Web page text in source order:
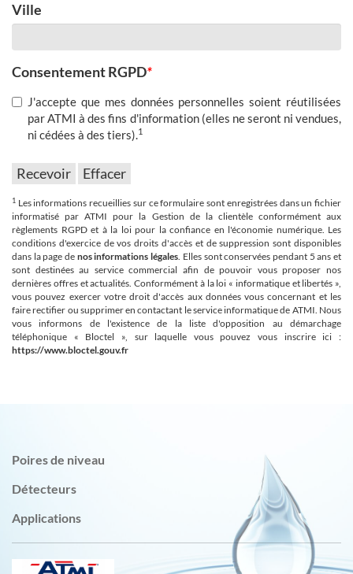
Ville
Consentement RGPD*
J'accepte que mes données personnelles soient réutilisées
par ATMI à des fins d'information (elles ne seront ni vendues,
ni cédées à des tiers).1
1 Les informations recueillies sur ce formulaire sont enregistrées dans un fichier
informatisé par ATMI pour la Gestion de la clientèle conformément aux
règlements RGPD et à la loi pour la confiance en l'économie numérique. Les
conditions d'exercice de vos droits d'accès et de suppression sont disponibles
dans la page de nos informations légales. Elles sont conservées pendant 5 ans et
sont destinées au service commercial afin de pouvoir vous proposer nos
dernières offres et actualités. Conformément à la loi « informatique et libertés »,
vous pouvez exercer votre droit d'accès aux données vous concernant et les
faire rectifier ou supprimer en contactant le service informatique de ATMI. Nous
vous informons de l'existence de la liste d'opposition au démarchage
téléphonique « Bloctel », sur laquelle vous pouvez vous inscrire ici :
https://www.bloctel.gouv.fr
Poires de niveau
Détecteurs
Applications